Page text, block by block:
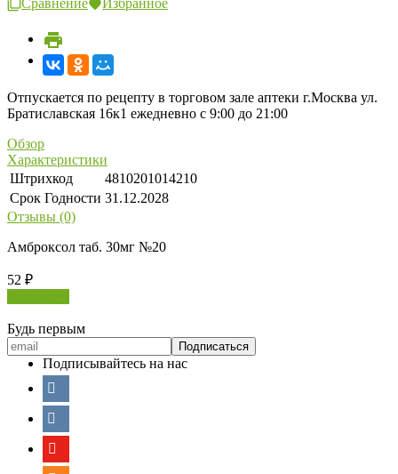
Сравнение Избранное
Отпускается по рецепту в торговом зале аптеки г.Москва ул.
Братиславская 16к1 ежедневно с 9:00 до 21:00
Обзор
Характеристики
Штрихкод
4810201014210
Срок Годности 31.12.2028
Отзывы (0)
Амброксол таб. 30мг №20
52 ₽
Будь первым
Подписывайтесь на нас